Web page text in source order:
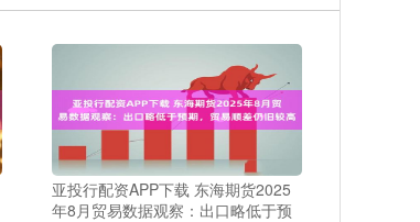
亚投行配资APP下载 东海期货2025
年8月贸易数据观察：出口略低于预